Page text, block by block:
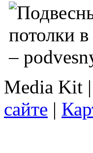
Media Kit
сайте |